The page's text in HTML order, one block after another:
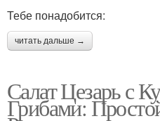
Тебе понадобится:
читать дальше →
Салат Цезарь с
Грибами: